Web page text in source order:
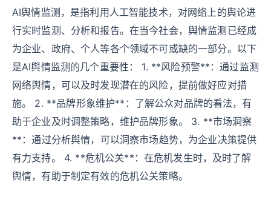
AI舆情监测，是指利用人工智能技术，对网络上的舆论进
行实时监测、分析和报告。在当今社会，舆情监测已经成
为企业、政府、个人等各个领域不可或缺的一部分。以下
是AI舆情监测的几个重要性： 1. **风险预警**：通过监测
网络舆情，可以及时发现潜在的风险，提前做好应对措
施。 2. **品牌形象维护**：了解公众对品牌的看法，有
助于企业及时调整策略，维护品牌形象。 3. **市场洞察
**：通过分析舆情，可以洞察市场趋势，为企业决策提供
有力支持。 4. **危机公关**：在危机发生时，及时了解
舆情，有助于制定有效的危机公关策略。